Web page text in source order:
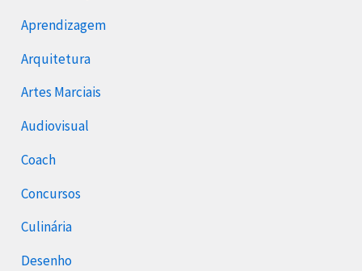
Aprendizagem
Arquitetura
Artes Marciais
Audiovisual
Coach
Concursos
Culinária
Desenho